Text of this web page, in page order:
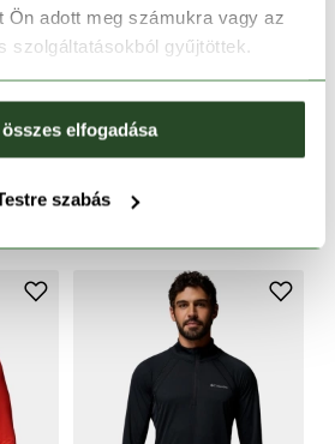
Ön adott meg számukra vagy az
szolgáltatásokból gyűjtöttek.
elfogadása
szabás
-30%
COLUMBIA
Stealth Spring Long Sleeve